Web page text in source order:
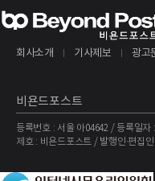
회사와 Oppenheimer & Co. Inc.
회사소개 기사제보 광고
비욘드포스트
등록번호 : 서울 아04642 / 등록일자
제호 : 비욘드포스트 / 발행인·편집